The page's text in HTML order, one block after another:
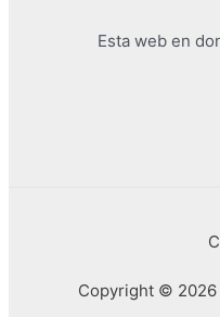
Esta web en
Copyright © 2026